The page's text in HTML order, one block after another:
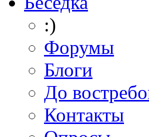
:)
Форумы
Блоги
До
Контакты